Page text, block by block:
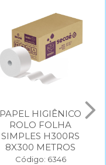
PAPEL HIGIÊNICO
ROLO FOLHA
SIMPLES H300RS
8X300 METROS
Código: 6346